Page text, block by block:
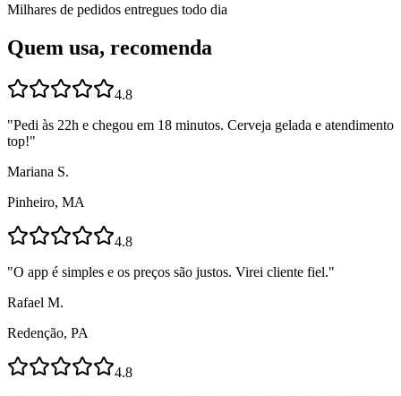
Milhares de pedidos entregues todo dia
Quem usa, recomenda
4.8
"Pedi às 22h e chegou em 18 minutos. Cerveja gelada e atendimento
top!"
Mariana S.
Pinheiro, MA
4.8
"O app é simples e os preços são justos. Virei cliente fiel."
Rafael M.
Redenção, PA
4.8